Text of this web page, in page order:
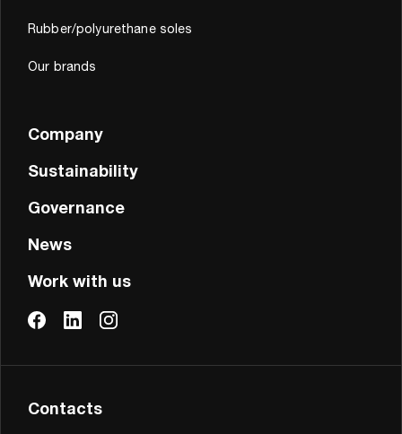
Rubber/polyurethane soles
Our brands
Company
Sustainability
Governance
News
Work with us
Contacts